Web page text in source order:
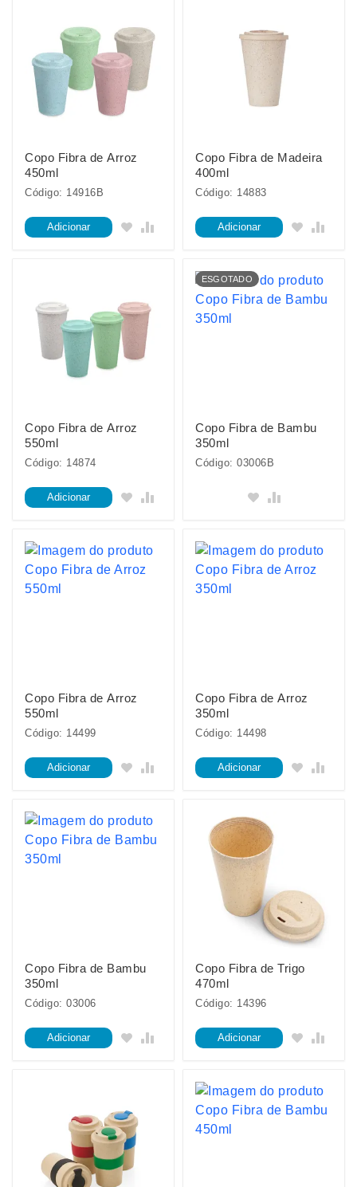
Copo Fibra de Arroz
450ml
Código: 14916B
Adicionar
Copo Fibra de Madeira
400ml
Código: 14883
Adicionar
Copo Fibra de Arroz
550ml
Código: 14874
Adicionar
ESGOTADO
Copo Fibra de Bambu
350ml
Código: 03006B
Copo Fibra de Arroz
550ml
Código: 14499
Adicionar
Copo Fibra de Arroz
350ml
Código: 14498
Adicionar
Copo Fibra de Bambu
350ml
Código: 03006
Adicionar
Copo Fibra de Trigo
470ml
Código: 14396
Adicionar